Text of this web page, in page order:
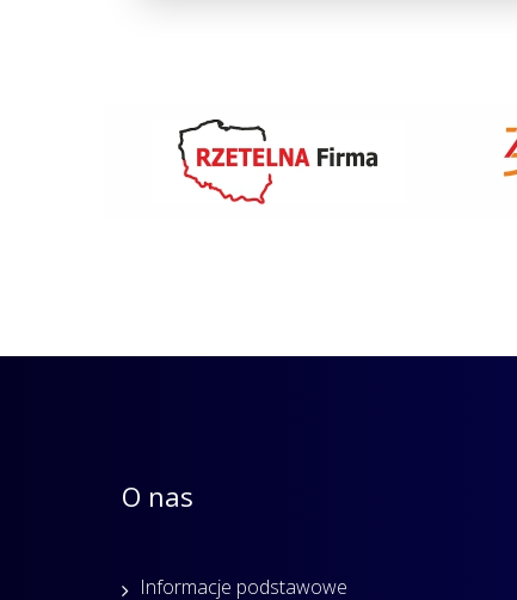
O nas
Informacje podstawowe